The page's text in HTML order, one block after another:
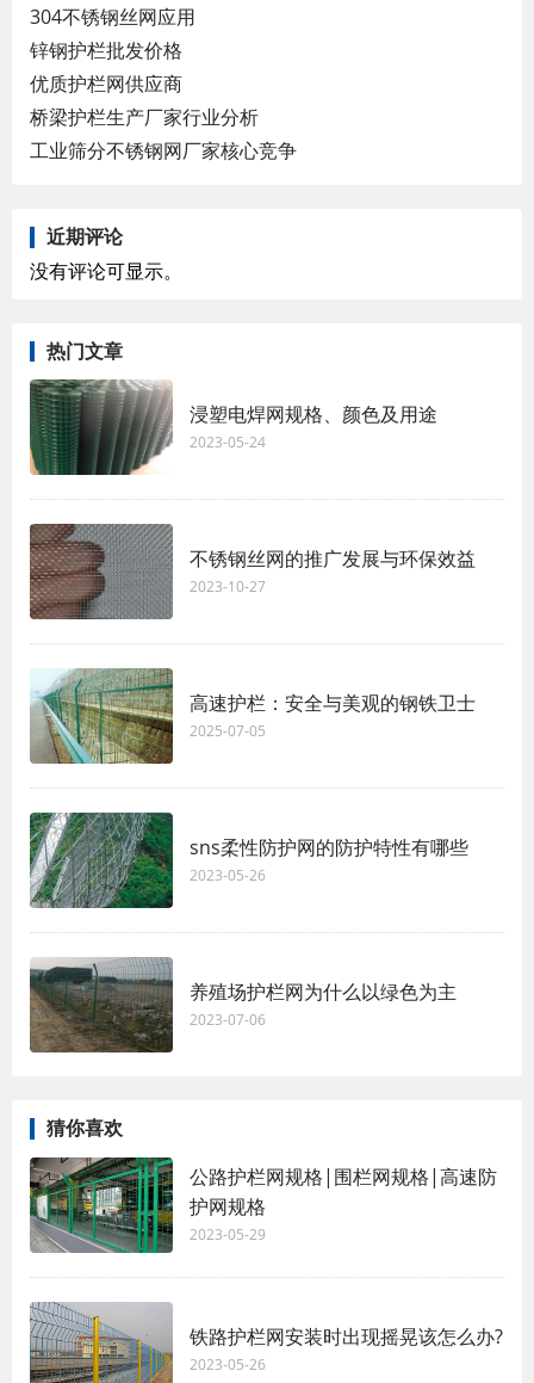
304不锈钢丝网应用
锌钢护栏批发价格
优质护栏网供应商
桥梁护栏生产厂家行业分析
工业筛分不锈钢网厂家核心竞争
近期评论
没有评论可显示。
热门文章
浸塑电焊网规格、颜色及用途
2023-05-24
不锈钢丝网的推广发展与环保效益
2023-10-27
高速护栏：安全与美观的钢铁卫士
2025-07-05
sns柔性防护网的防护特性有哪些
2023-05-26
养殖场护栏网为什么以绿色为主
2023-07-06
猜你喜欢
公路护栏网规格|围栏网规格|高速防
护网规格
2023-05-29
铁路护栏网安装时出现摇晃该怎么办?
2023-05-26